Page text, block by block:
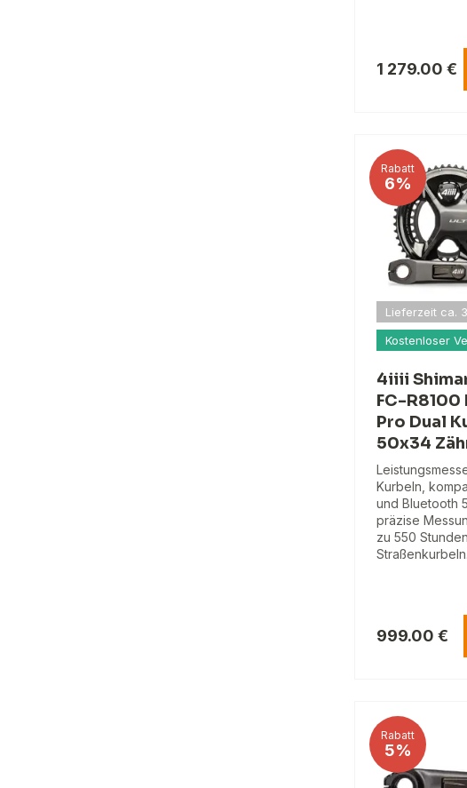
1 279.00 €
Rabatt
6%
Lieferzeit ca.
Kostenloser
4iiii
FC-R8100
Pro Dual
50x34
Kurbeln,
und Bluetooth
präzise
zu 550
999.00 €
Rabatt
5%